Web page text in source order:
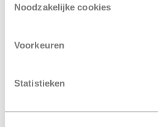
Noodzakelijke cookies
Voorkeuren
Statistieken